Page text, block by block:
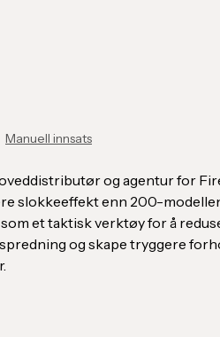
Manuell innsats
og agentur for
slokkeeffekt enn 200-
et taktisk verktøy for å
og skape tryggere